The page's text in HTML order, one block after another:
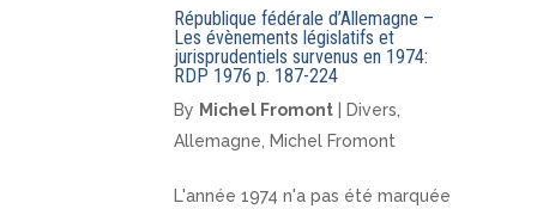
République fédérale d’Allemagne –
Les évènements législatifs et
jurisprudentiels survenus en 1974:
RDP 1976 p. 187-224
By Michel Fromont| Divers
Allemagne Michel Fromont
L'année 1974 n'a pas été marquée